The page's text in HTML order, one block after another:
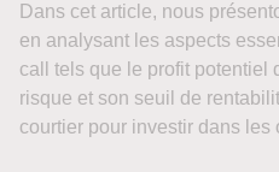
Dans cet article, nous
en analysant les aspects
call tels que le profit potentiel
risque et son seuil de
courtier pour investir dans les